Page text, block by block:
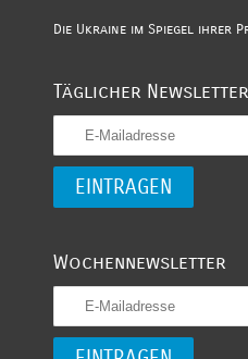
Die Ukraine im Spiegel ihrer
Täglicher Newsletter
Wochennewsletter